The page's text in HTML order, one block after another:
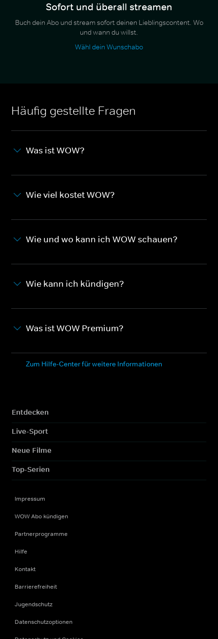
Sofort und überall streamen
Buch dein Abo und stream sofort deinen Lieblingscontent. Wo
und wann du willst.
Wähl dein Wunschabo
Häufig gestellte Fragen
Was ist WOW?
Wie viel kostet WOW?
Wie und wo kann ich WOW schauen?
Wie kann ich kündigen?
Was ist WOW Premium?
Zum Hilfe-Center für weitere Informationen
Entdecken
Live-Sport
Neue Filme
Top-Serien
Impressum
WOW Abo kündigen
Partnerprogramme
Hilfe
Kontakt
Barrierefreiheit
Jugendschutz
Datenschutzoptionen